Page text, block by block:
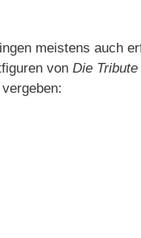
meistens auch
von Die